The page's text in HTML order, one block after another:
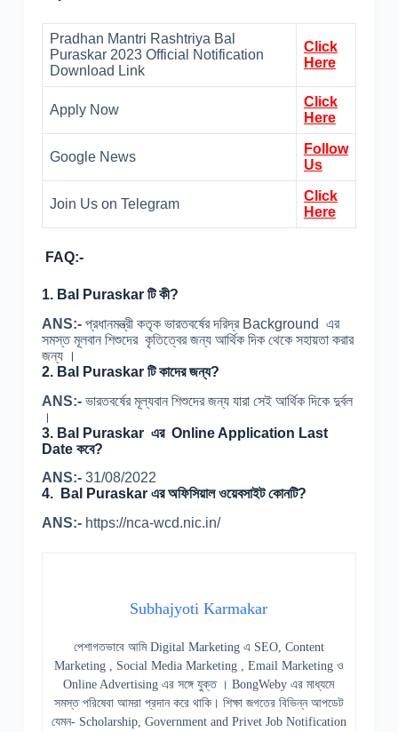
Pradhan Mantri Rashtriya Bal
Puraskar 2023 Official Notification
Download Link
Click
Here
Apply Now
Click
Here
Google News
Follow
Us
Join Us on Telegram
Click
Here
FAQ:-
1. Bal Puraskar টি কী?
ANS:- প্রধানমন্ত্রী কতৃক ভারতবর্ষের দরিদ্র Background এর
সমস্ত মূলবান শিশুদের কৃতিত্বের জন্য আর্থিক দিক থেকে সহায়তা করার
জন্য ।
2. Bal Puraskar টি কাদের জন্য?
ANS:- ভারতবর্ষের মূল্যবান শিশুদের জন্য যারা সেই আর্থিক দিকে দুর্বল
।
3. Bal Puraskar এর Online Application Last
Date কবে?
ANS:- 31/08/2022
4.
Bal Puraskar এর অফিসিয়াল ওয়েবসাইট কোনটি?
ANS:- https://nca-wcd.nic.in/
Subhajyoti Karmakar
পেশাগতভাবে আমি Digital Marketing এ SEO, Content
Marketing , Social Media Marketing , Email Marketing ও
Online Advertising এর সঙ্গে যুক্ত । BongWeby এর মাধ্যমে
সমস্ত পরিষেবা আমরা প্রদান করে থাকি। শিক্ষা জগতের বিভিন্ন আপডেট
যেমন- Scholarship, Government and Privet Job Notification